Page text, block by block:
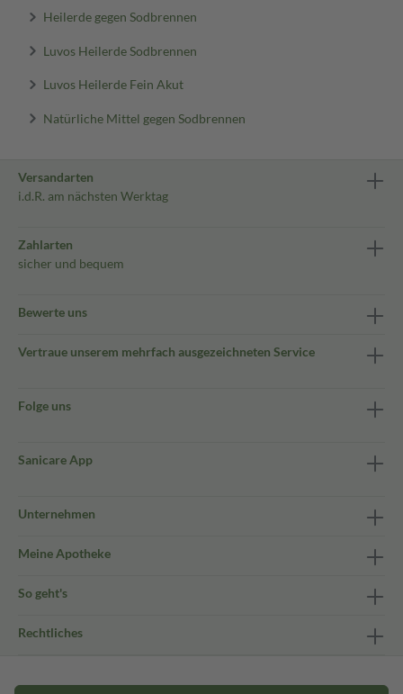
Heilerde gegen Sodbrennen
Luvos Heilerde Sodbrennen
Luvos Heilerde Fein Akut
Natürliche Mittel gegen Sodbrennen
Versandarten
i.d.R. am nächsten Werktag
Zahlarten
sicher und bequem
Bewerte uns
Vertraue unserem mehrfach ausgezeichneten Service
Folge uns
Sanicare App
Unternehmen
Meine Apotheke
So geht's
Rechtliches